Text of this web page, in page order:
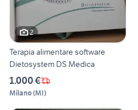
2
Terapia alimentare software
Dietosystem DS Medica
1.000 €
Milano(MI)